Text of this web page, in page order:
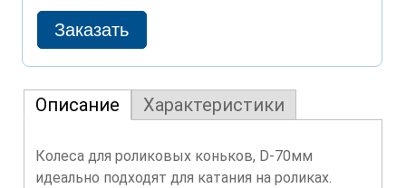
Описание Характеристики
Колеса для роликовых коньков, D-70мм
идеально подходят для катания на роликах.